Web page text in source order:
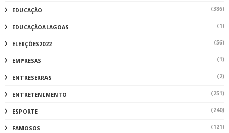
EDUCAÇÃO (386)
EDUCAÇÃOALAGOAS (1)
ELEIÇÕES2022 (56)
EMPRESAS (1)
ENTRESERRAS (2)
ENTRETENIMENTO (251)
ESPORTE (240)
FAMOSOS (121)